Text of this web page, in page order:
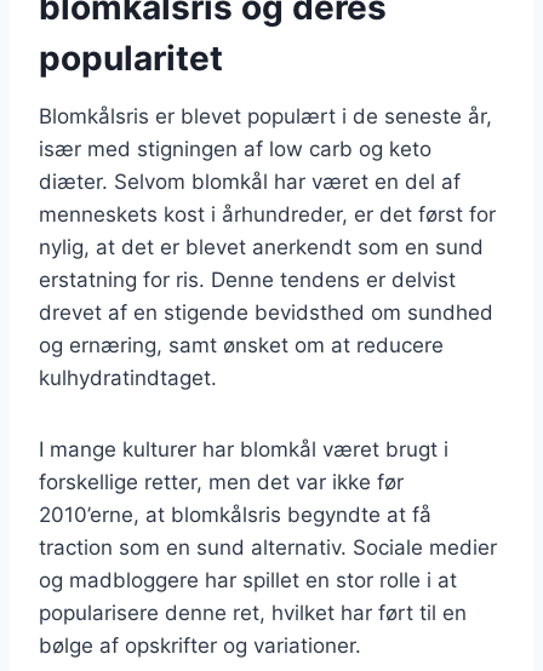
popularitet
Blomkålsris er blevet populært i de seneste år,
især med stigningen af low carb og keto
diæter. Selvom blomkål har været en del af
menneskets kost i århundreder, er det først for
nylig, at det er blevet anerkendt som en sund
erstatning for ris. Denne tendens er delvist
drevet af en stigende bevidsthed om sundhed
og ernæring, samt ønsket om at reducere
kulhydratindtaget.
I mange kulturer har blomkål været brugt i
forskellige retter, men det var ikke før
2010’erne, at blomkålsris begyndte at få
traction som en sund alternativ. Sociale medier
og madbloggere har spillet en stor rolle i at
popularisere denne ret, hvilket har ført til en
bølge af opskrifter og variationer.